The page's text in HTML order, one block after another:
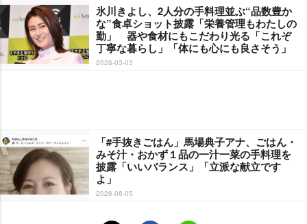
氷川きよし、2人分の手料理並ぶ“品数豊か
な”食卓ショット披露「栄養管理もわたしの
勤」 器や食材にもこだわり光る「これぞ
丁寧な暮らし」「体にも心にも良さそう」
2026-03-03
「#手抜きごはん」馬場典子アナ、ごはん・
みそ汁・おかず１品の一汁一菜の手料理を
披露「いいバランス」「立派な献立です
よ」
2026-06-05